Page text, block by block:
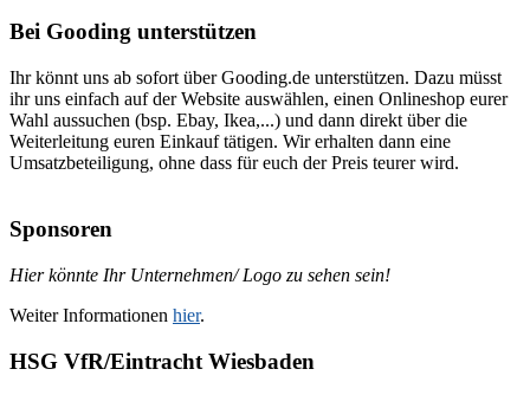
Bei Gooding unterstützen
Ihr könnt uns ab sofort über Gooding.de unterstützen. Dazu müsst
ihr uns einfach auf der Website auswählen, einen Onlineshop eurer
Wahl aussuchen (bsp. Ebay, Ikea,...) und dann direkt über die
Weiterleitung euren Einkauf tätigen. Wir erhalten dann eine
Umsatzbeteiligung, ohne dass für euch der Preis teurer wird.
Sponsoren
Hier könnte Ihr Unternehmen/ Logo zu sehen sein!
Weiter Informationen hier.
HSG VfR/Eintracht Wiesbaden